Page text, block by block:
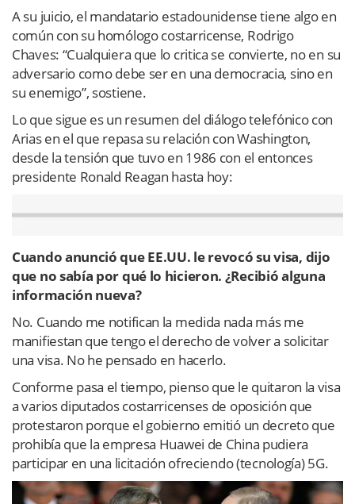
A su juicio, el mandatario estadounidense tiene algo en
común con su homólogo costarricense, Rodrigo
Chaves: “Cualquiera que lo critica se convierte, no en su
adversario como debe ser en una democracia, sino en
su enemigo”, sostiene.
Lo que sigue es un resumen del diálogo telefónico con
Arias en el que repasa su relación con Washington,
desde la tensión que tuvo en 1986 con el entonces
presidente Ronald Reagan hasta hoy:
Cuando anunció que EE.UU. le revocó su visa, dijo
que no sabía por qué lo hicieron. ¿Recibió alguna
información nueva?
No. Cuando me notifican la medida nada más me
manifiestan que tengo el derecho de volver a solicitar
una visa. No he pensado en hacerlo.
Conforme pasa el tiempo, pienso que le quitaron la visa
a varios diputados costarricenses de oposición que
protestaron porque el gobierno emitió un decreto que
prohibía que la empresa Huawei de China pudiera
participar en una licitación ofreciendo (tecnología) 5G.